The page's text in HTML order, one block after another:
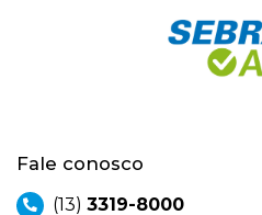
Fale conosco
(13) 3319-8000